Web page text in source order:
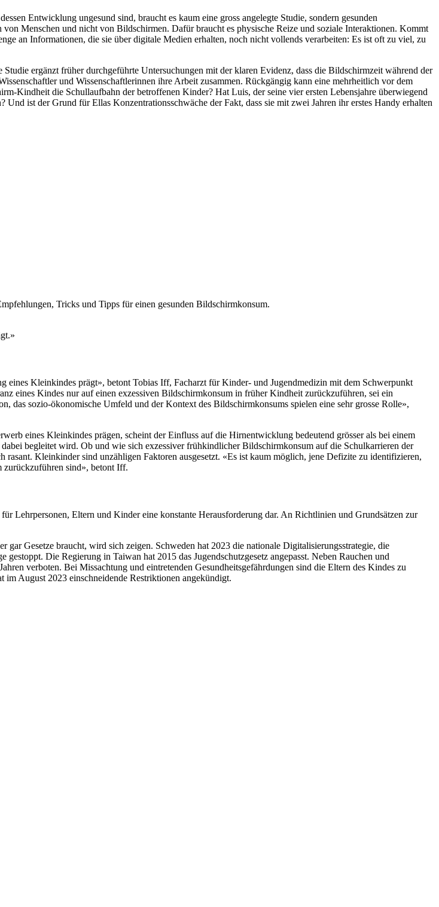
Entwicklung ungesund sind, braucht es kaum eine gross angelegte Studie, sondern gesunden
Menschen und nicht von Bildschirmen. Dafür braucht es physische Reize und soziale Interaktionen. Kommt
an Informationen, die sie über digitale Medien erhalten, noch nicht vollends verarbeiten: Es ist oft zu viel, zu
ergänzt früher durchgeführte Untersuchungen mit der klaren Evidenz, dass die Bildschirmzeit während der
und Wissenschaftlerinnen ihre Arbeit zusammen. Rückgängig kann eine mehrheitlich vor dem
Kindheit die Schullaufbahn der betroffenen Kinder? Hat Luis, der seine vier ersten Lebensjahre überwiegend
ist der Grund für Ellas Konzentrationsschwäche der Fakt, dass sie mit zwei Jahren ihr erstes Handy erhalten
Tricks und Tipps für einen gesunden Bildschirmkonsum.
Kleinkindes prägt», betont Tobias Iff, Facharzt für Kinder- und Jugendmedizin mit dem Schwerpunkt
eines Kindes nur auf einen exzessiven Bildschirmkonsum in früher Kindheit zurückzuführen, sei ein
das sozio-ökonomische Umfeld und der Kontext des Bildschirmkonsums spielen eine sehr grosse Rolle»,
eines Kleinkindes prägen, scheint der Einfluss auf die Hirnentwicklung bedeutend grösser als bei einem
begleitet wird. Ob und wie sich exzessiver frühkindlicher Bildschirmkonsum auf die Schulkarrieren der
Kleinkinder sind unzähligen Faktoren ausgesetzt. «Es ist kaum möglich, jene Defizite zu identifizieren,
sind», betont Iff.
Lehrpersonen, Eltern und Kinder eine konstante Herausforderung dar. An Richtlinien und Grundsätzen zur
Gesetze braucht, wird sich zeigen. Schweden hat 2023 die nationale Digitalisierungsstrategie, die
Die Regierung in Taiwan hat 2015 das Jugendschutzgesetz angepasst. Neben Rauchen und
verboten. Bei Missachtung und eintretenden Gesundheitsgefährdungen sind die Eltern des Kindes zu
August 2023 einschneidende Restriktionen angekündigt.